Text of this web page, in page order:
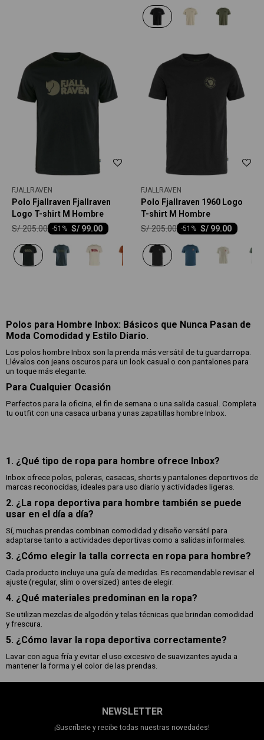
FJALLRAVEN
Polo Fjallraven Fjallraven
Logo T-shirt M Hombre
S/ 99.00
-51
S/205.00
FJALLRAVEN
Polo Fjallraven 1960 Logo
T-shirt M Hombre
S/ 99.00
-51
S/205.00
Polos para Hombre Inbox: Básicos que Nunca Pasan de
Moda Comodidad y Estilo Diario.
Los polos hombre Inbox son la prenda más versátil de tu guardarropa.
Llévalos con jeans oscuros para un look casual o con pantalones para
un toque más elegante.
Para Cualquier Ocasión
Perfectos para la oficina, el fin de semana o una salida casual. Completa
tu outfit con una casaca urbana y unas zapatillas hombre Inbox.
1. ¿Qué tipo de ropa para hombre ofrece Inbox?
Inbox ofrece polos, poleras, casacas, shorts y pantalones deportivos de
marcas reconocidas, ideales para uso diario y actividades ligeras.
2. ¿La ropa deportiva para hombre también se puede
usar en el día a día?
Sí, muchas prendas combinan comodidad y diseño versátil para
adaptarse tanto a actividades deportivas como a salidas informales.
3. ¿Cómo elegir la talla correcta en ropa para hombre?
Cada producto incluye una guía de medidas. Es recomendable revisar el
ajuste (regular, slim o oversized) antes de elegir.
4. ¿Qué materiales predominan en la ropa?
Se utilizan mezclas de algodón y telas técnicas que brindan comodidad
y frescura.
5. ¿Cómo lavar la ropa deportiva correctamente?
Lavar con agua fría y evitar el uso excesivo de suavizantes ayuda a
mantener la forma y el color de las prendas.
NEWSLETTER
¡Suscríbete y recibe todas nuestras novedades!